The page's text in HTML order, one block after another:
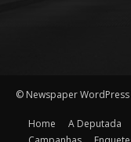
© Newspaper
Home A Deputada